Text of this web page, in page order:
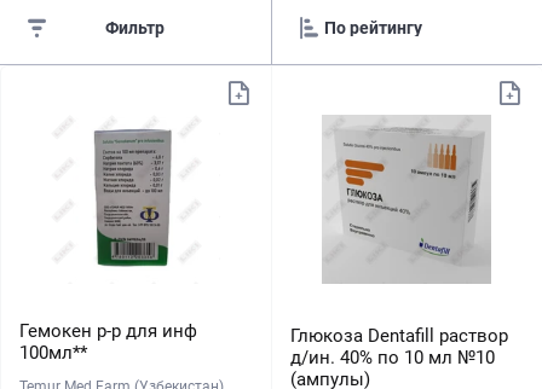
Фильтр
Гемокен р-р для инф
100мл**
Глюкоза Dentafill раствор
д/ин. 40% по 10 мл №10
(ампулы)